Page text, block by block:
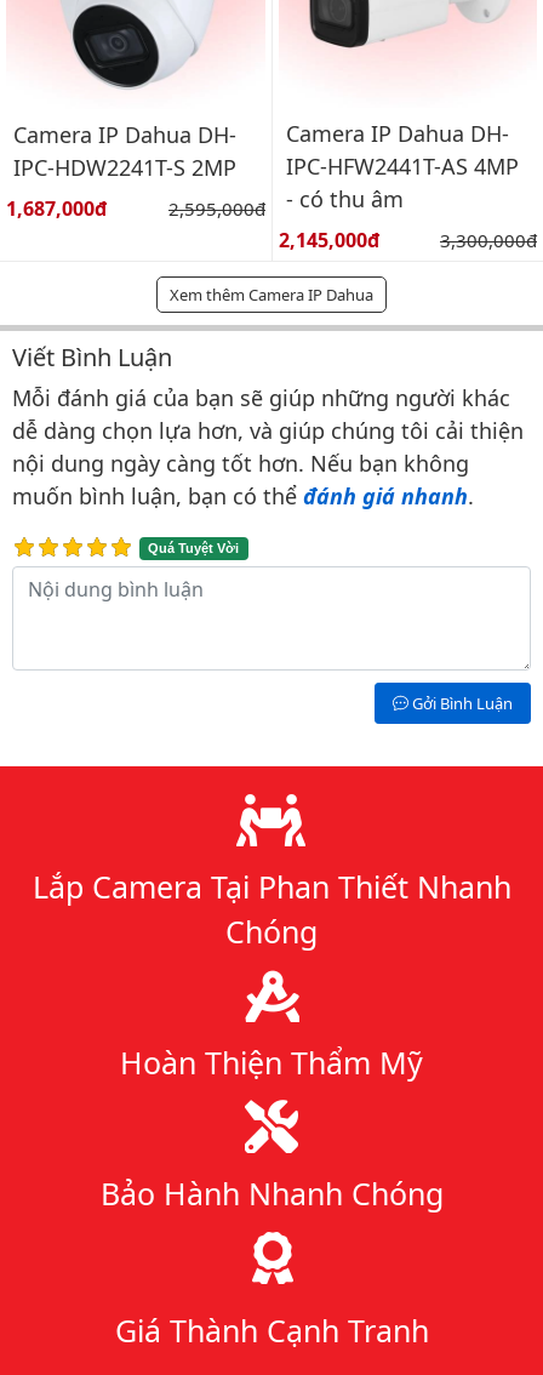
Camera IP Dahua DH-
IPC-HDW2241T-S 2MP
Giá bán:
1,687,000đ Giá gốc:
2,595,000đ
Camera IP Dahua DH-
IPC-HFW2441T-AS 4MP
- có thu âm
Giá bán:
2,145,000đ Giá gốc:
3,300,000đ
Xem thêm Camera IP Dahua
Bình luận & Đánh giá
Viết Bình Luận
Mỗi đánh giá của bạn sẽ giúp những người khác
dễ dàng chọn lựa hơn, và giúp chúng tôi cải thiện
nội dung ngày càng tốt hơn. Nếu bạn không
muốn bình luận, bạn có thể đánh giá nhanh.
Quá Tuyệt Vời
Nội dung bình luận
Gởi Bình Luận
Lý do chọn chúng tôi
Lắp Camera Tại Phan Thiết Nhanh
Chóng
Hoàn Thiện Thẩm Mỹ
Bảo Hành Nhanh Chóng
Giá Thành Cạnh Tranh